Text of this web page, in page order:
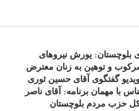
بلوچستان: یورش نیروهای
و توهین به زنان معترض
گفتگوی آقای حسین ثوری
با مهمان برنامه: آقای ناصر
حزب مردم بلوچستان